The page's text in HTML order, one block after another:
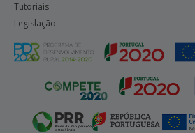
Tutoriais
Legislação